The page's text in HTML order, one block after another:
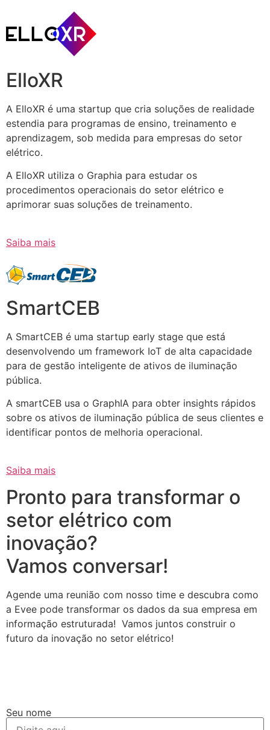
ElloXR
A ElloXR é uma startup que cria soluções de realidade
estendia para programas de ensino, treinamento e
aprendizagem, sob medida para empresas do setor
elétrico.
A ElloXR utiliza o Graphia para estudar os
procedimentos operacionais do setor elétrico e
aprimorar suas soluções de treinamento.
Saiba mais
SmartCEB
A SmartCEB é uma startup early stage que está
desenvolvendo um framework IoT de alta capacidade
para de gestão inteligente de ativos de iluminação
pública.
A smartCEB usa o GraphIA para obter insights rápidos
sobre os ativos de iluminação pública de seus clientes e
identificar pontos de melhoria operacional.
Saiba mais
Pronto para transformar o
setor elétrico com
inovação?
Vamos conversar!
Agende uma reunião com nosso time e descubra como
a Evee pode transformar os dados da sua empresa em
informação estruturada! Vamos juntos construir o
futuro da inovação no setor elétrico!
Seu nome